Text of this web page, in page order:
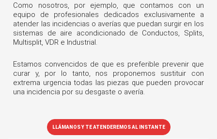
Como nosotros, por ejemplo, que contamos con un
equipo de profesionales dedicados exclusivamente a
atender las incidencias o averías que puedan surgir en los
sistemas de aire acondicionado de Conductos, Splits,
Multisplit, VDR e Industrial.
Estamos convencidos de que es preferible prevenir que
curar y, por lo tanto, nos proponemos sustituir con
extrema urgencia todas las piezas que pueden provocar
una incidencia por su desgaste o avería.
LLÁMANOS Y TE ATENDEREMOS AL INSTANTE